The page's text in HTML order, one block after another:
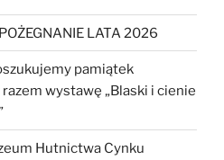
LATA 2026
pamiątek
wystawę „Blaski i cienie
Hutnictwa Cynku